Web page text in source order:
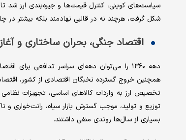
سیاست‌های کوپنی، کنترل قیمت‌ها و جیره‌بندی ارز شد
شکل گرفت، هرچند نه در قالبی نهادمند بلکه بیشتر در
اقتصاد جنگی، بحران ساختاری و
دهه ۱۳۶۰ را می‌توان دهه‌ای سراسر تدافعی
همچنین خروج گسترده نخبگان اقتصادی از کشور،
تخصیص ارز به واردات کالاهای اساسی، تجهیزات
توزیع و تولید، موجب گسترش بازار سیاه، رانت‌خواری و
بسیاری از سال‌ها روندی منفی داشتند.